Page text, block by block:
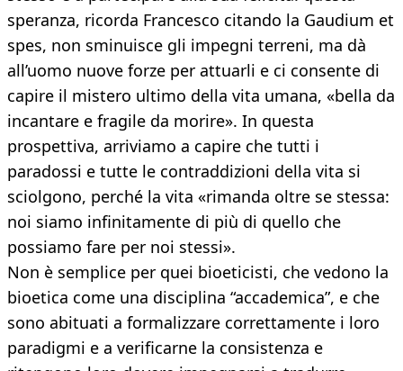
speranza, ricorda Francesco citando la Gaudium et
spes, non sminuisce gli impegni terreni, ma dà
all’uomo nuove forze per attuarli e ci consente di
capire il mistero ultimo della vita umana, «bella da
incantare e fragile da morire». In questa
prospettiva, arriviamo a capire che tutti i
paradossi e tutte le contraddizioni della vita si
sciolgono, perché la vita «rimanda oltre se stessa:
noi siamo infinitamente di più di quello che
possiamo fare per noi stessi».
Non è semplice per quei bioeticisti, che vedono la
bioetica come una disciplina “accademica”, e che
sono abituati a formalizzare correttamente i loro
paradigmi e a verificarne la consistenza e